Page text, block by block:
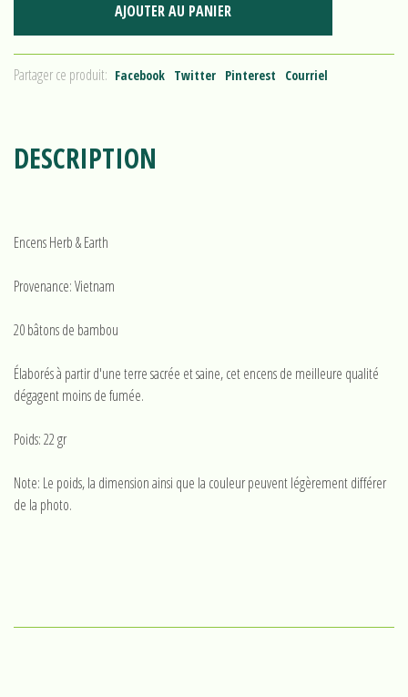
AJOUTER AU PANIER
Partager ce produit: Facebook Twitter Pinterest Courriel
DESCRIPTION
Encens Herb & Earth
Provenance: Vietnam
20 bâtons de bambou
Élaborés à partir d'une terre sacrée et saine, cet encens de meilleure qualité
dégagent moins de fumée.
Poids: 22 gr
Note: Le poids, la dimension ainsi que la couleur peuvent légèrement différer
de la photo.